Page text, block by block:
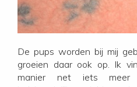
De pups worden bij mij
groeien daar ook op. Ik
manier net iets meer